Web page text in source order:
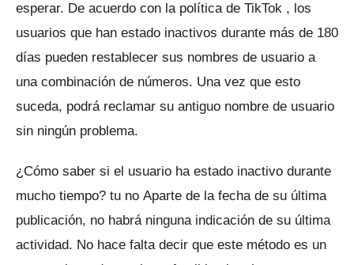
esperar. De acuerdo con la política de TikTok , los
usuarios que han estado inactivos durante más de 180
días pueden restablecer sus nombres de usuario a
una combinación de números. Una vez que esto
suceda, podrá reclamar su antiguo nombre de usuario
sin ningún problema.
¿Cómo saber si el usuario ha estado inactivo durante
mucho tiempo? tu no Aparte de la fecha de su última
publicación, no habrá ninguna indicación de su última
actividad. No hace falta decir que este método es un